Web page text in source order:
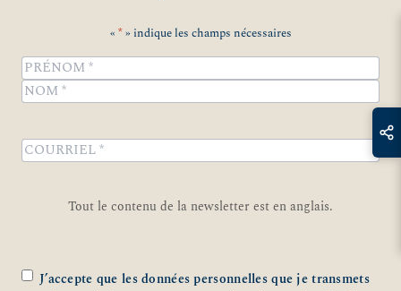
« *» indique les champs nécessaires
Name*
Prénom
Tout le contenu de la newsletter est en anglais.
Zustimmung *
J’accepte que les données personnelles que je transmets